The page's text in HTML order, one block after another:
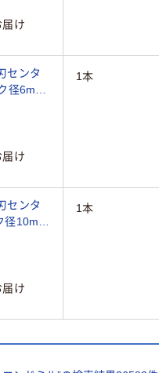
届け
センタ
径6mm
届け
1本
センタ
10mm
届け
1本